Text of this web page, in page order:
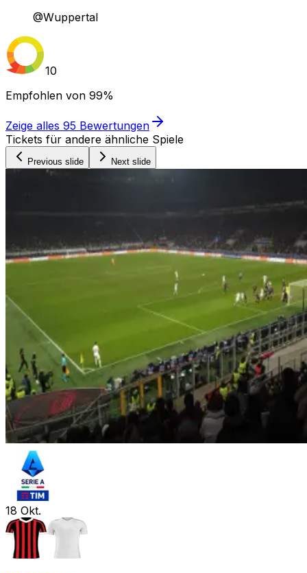
@Wuppertal
10
Empfohlen von 99%
Zeige alles 95 Bewertungen
Tickets für andere ähnliche Spiele
Previous slide Next slide
18 Okt.